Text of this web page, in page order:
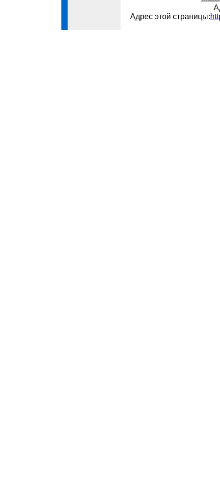
Адрес этой страницы: